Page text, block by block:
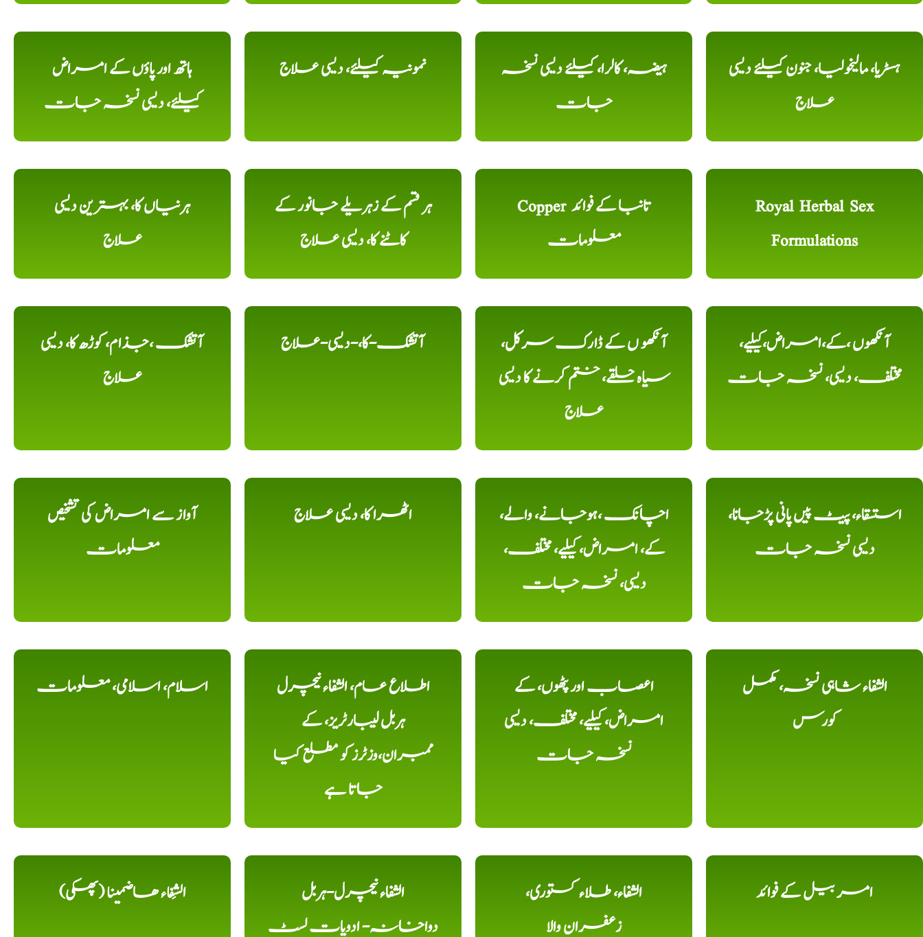
ہاتھ اور پاؤں کے امراض
کیلئے، دیسی نسخہ جات
نمونیہ کیلئے، دیسی علاج
ہیضہ، کالرا، کیلئے دیسی نسخہ
جات
ہسٹریا، مالیخولیا، جنون کیلئے دیسی
علاج
ہرنیاں کا، بہترین دیسی
علاج
ہر قسم کے زہریلے جانور کے
کاٹنے کا، دیسی علاج
Copper تانبا کے فوائد
معلومات
Royal Herbal Sex
Formulations
آتشک ،جذام، کوڑھ کا، دیسی
علاج
آتشک-کا،-دیسی-علاج
آنکھو ں کے ڈارک سرکل،
سیاہ حلقے، ختم کرنے کا دیسی
علاج
آنکھوں ،کے،امراض،کیلیے،
مختلف، دیسی، نسخہ جات
آواز سے امراض کی تشخیص
معلومات
اٹھرا کا، دیسی علاج
اچانک ،ہوجانے، والے،
کے، امراض، کیلیے، مختلف،
دیسی، نسخہ جات
استسقاء، پیٹ پیں پانی پڑجانا،
دیسی نسخہ جات
اسلام، اسلامی، معلومات
اطلاع عام، الشفاء نیچرل
ہربل لیبارٹریز، کے
ممبران،وزٹرز کو مطلع کیا
جاتا ہے
اعصاب اور پٹھوں، کے
امراض، کیلیے، مختلف، دیسی
نسخہ جات
الشفاء شاہی نسخہ، مکمل
کورس
الشِفاء ھاضمینا (پھکی)
الشفاء نیچرل-ہربل
دواخانہ- ادویات لسٹ
الشفاء، طلاء کستوری،
زعفران والا
امر بیل کے فوائد